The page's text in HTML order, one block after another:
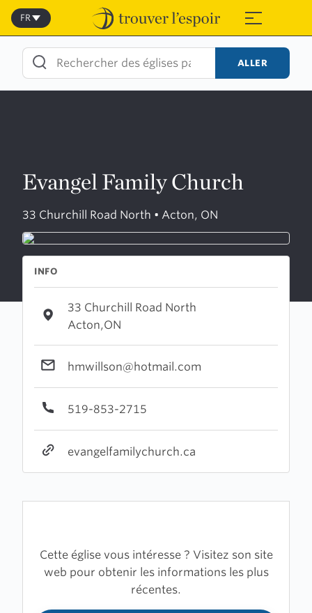
Skip
content
≡
FR
ALLER
Evangel Family Church
33 Churchill Road North • Acton, ON
INFO
33 Churchill Road North
Acton,ON
hmwillson@hotmail.com
519-853-2715
evangelfamilychurch.ca
Cette église vous intéresse ? Visitez son site
web pour obtenir les informations les plus
récentes.